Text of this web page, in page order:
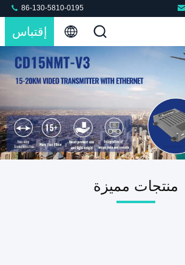
86-130-5810-0195
إقتباس
منتجات مميزة